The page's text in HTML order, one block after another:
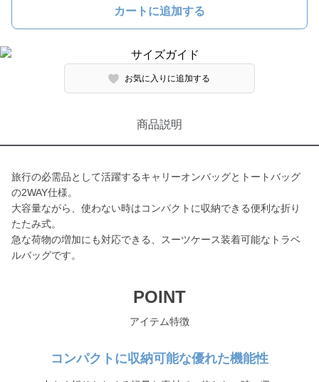
カートに追加する
お気に入りに追加する
商品説明
旅行の必需品として活躍するキャリーオンバッグとトートバッグ
の2WAY仕様。
大容量ながら、使わない時はコンパクトに収納できる便利な折り
たたみ式。
急な荷物の増加にも対応できる、スーツケース装着可能なトラベ
ルバッグです。
POINT
アイテム特徴
コンパクトに収納可能な優れた機能性